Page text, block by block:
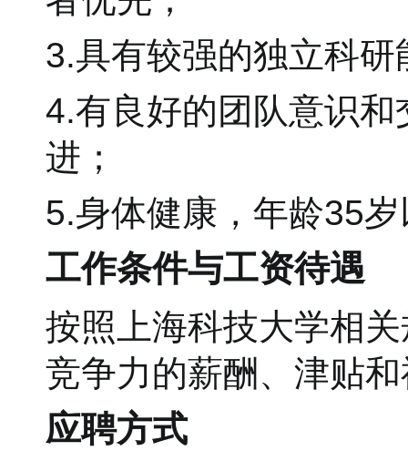
3.具有较强的独立科
4.有良好的团队意识
进；
5.身体健康，年龄35
工作条件与工资待遇
按照上海科技大学相
竞争力的薪酬、津贴
应聘方式